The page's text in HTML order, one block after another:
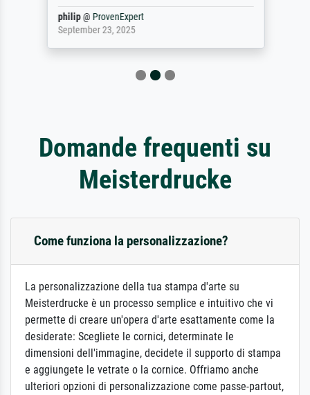
philip@ ProvenExpert
September 23, 2025
Domande frequenti su
Meisterdrucke
Come funziona la personalizzazione?
La personalizzazione della tua stampa d'arte su
Meisterdrucke è un processo semplice e intuitivo che vi
permette di creare un'opera d'arte esattamente come la
desiderate: Scegliete le cornici, determinate le
dimensioni dell'immagine, decidete il supporto di stampa
e aggiungete le vetrate o la cornice. Offriamo anche
ulteriori opzioni di personalizzazione come passe-partout,